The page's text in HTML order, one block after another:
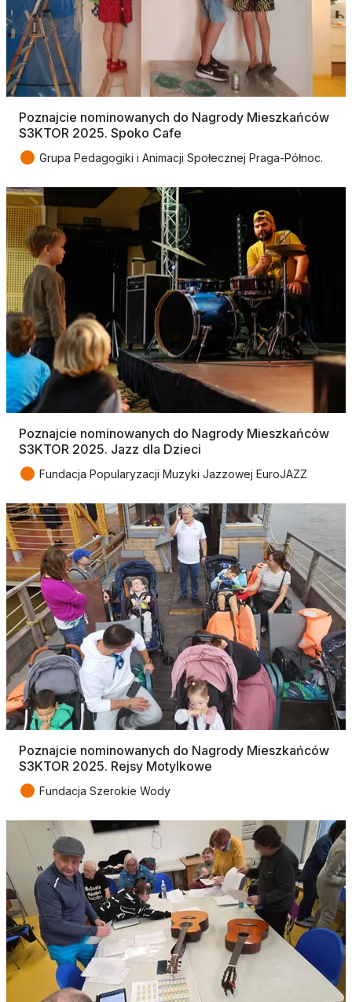
Poznajcie nominowanych do Nagrody Mieszkańców
S3KTOR 2025. Spoko Cafe
● Grupa Pedagogiki i Animacji Społecznej Praga-Północ.
Poznajcie nominowanych do Nagrody Mieszkańców
S3KTOR 2025. Jazz dla Dzieci
● Fundacja Popularyzacji Muzyki Jazzowej EuroJAZZ
Poznajcie nominowanych do Nagrody Mieszkańców
S3KTOR 2025. Rejsy Motylkowe
● Fundacja Szerokie Wody